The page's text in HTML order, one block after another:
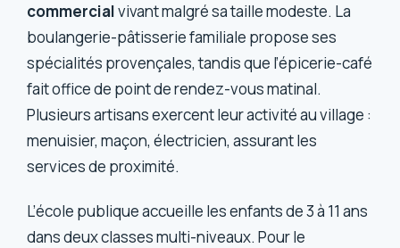
commercialvivant malgré sa taille modeste. La
boulangerie-pâtisserie familiale propose ses
spécialités provençales, tandis que l’épicerie-café
fait office de point de rendez-vous matinal.
Plusieurs artisans exercent leur activité au village :
menuisier, maçon, électricien, assurant les
services de proximité.
L’école publique accueille les enfants de 3 à 11 ans
dans deux classes multi-niveaux. Pour le